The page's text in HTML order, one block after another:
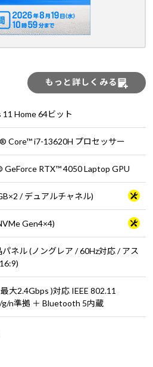
もっと詳しくみる
Home 64ビット
Core™ i7-13620H プロセッサー
RTX™ 4050 Laptop GPU
/ デュアルチャネル)
Gen4×4)
パネル (ノングレア / 60Hz対応 / アス
大2.4Gbps )対応 IEEE 802.11
g/n準拠 ＋ Bluetooth 5内蔵